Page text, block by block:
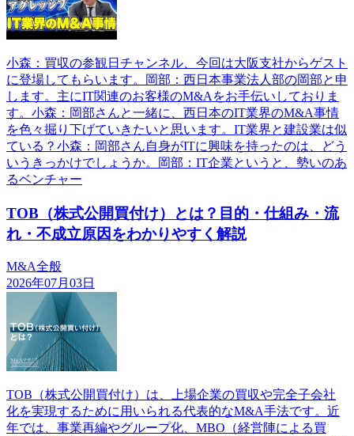
小森：買収の参観日チャンネル、今回は大阪支社からゲスト
に登場してもらいます。岡部：西日本事業法人部の岡部と申
します。主にIT関連のお客様のM&Aをお手伝いしておりま
す。小森：岡部さんと一緒に、西日本のIT業界のM&A事情
を色々掘り下げていきたいと思います。IT業界と建設業は似
ている？小森：岡部さん自身がITに興味を持ったのは、どう
いうきっかけでしょうか。岡部：IT企業というと、勢いのあ
るベンチャー
TOB（株式公開買付け）とは？目的・仕組み・流
れ・不成立原因をわかりやすく解説
M&A全般
2026年07月03日
TOB（株式公開買付け）は、上場企業の買収や完全子会社
化を実現するために用いられる代表的なM&A手法です。近
年では、事業再編やグループ化、MBO（経営陣による買